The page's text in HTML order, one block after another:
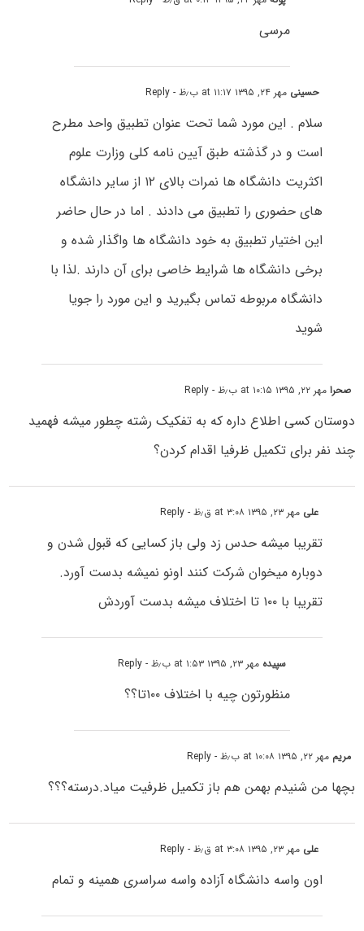
مرسی
حسینی مهر ۲۴, ۱۳۹۵ at ۱۱:۱۷ ب٫ظ - Reply
سلام . این مورد شما تحت عنوان تطبیق واحد مطرح
است و در گذشته طبق آیین نامه کلی وزارت علوم
اکثریت دانشگاه ها نمرات بالای ۱۲ از سایر دانشگاه
های حضوری را تطبیق می دادند . اما در حال حاضر
این اختیار تطبیق به خود دانشگاه ها واگذار شده و
برخی دانشگاه ها شرایط خاصی برای آن دارند .لذا با
دانشگاه مربوطه تماس بگیرید و این مورد را جویا
شوید
صحرامهر ۲۲, ۱۳۹۵ at ۱۰:۱۵ ب٫ظ - Reply
دوستان کسی اطلاع داره که به تفکیک رشته چطور میشه فهمید
چند نفر برای تکمیل ظرفیا اقدام کردن؟
علی مهر ۲۳, ۱۳۹۵ at ۳:۰۸ ق٫ظ - Reply
تقریبا میشه حدس زد ولی باز کسایی که قبول شدن و
دوباره میخوان شرکت کنند اونو نمیشه بدست آورد.
تقریبا با ۱۰۰ تا اختلاف میشه بدست آوردش
سپیده مهر ۲۳, ۱۳۹۵ at ۱:۵۳ ب٫ظ - Reply
منظورتون چیه با اختلاف ۱۰۰تا؟؟
مریم مهر ۲۲, ۱۳۹۵ at ۱۰:۰۸ ب٫ظ - Reply
بچها من شنیدم بهمن هم باز تکمیل ظرفیت میاد.درسته؟؟؟
علی مهر ۲۳, ۱۳۹۵ at ۳:۰۸ ق٫ظ - Reply
اون واسه دانشگاه آزاده واسه سراسری همینه و تمام